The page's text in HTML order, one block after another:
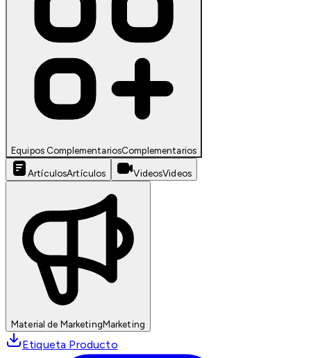
Equipos ComplementariosComplementarios
ArtículosArtículos VideosVideos
Material de MarketingMarketing
Etiqueta Producto